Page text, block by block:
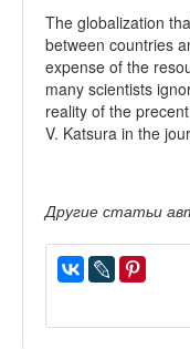
The globalization
between countries
expense of the
many scientists
reality of the
V. Katsura in the
Другие статьи